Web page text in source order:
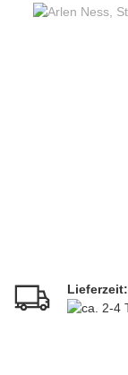
Lieferzeit: